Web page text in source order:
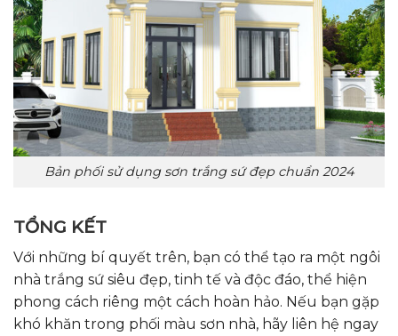
Bản phối sử dụng sơn trắng sứ đẹp chuẩn 2024
TỔNG KẾT
Với những bí quyết trên, bạn có thể tạo ra một ngôi
nhà trắng sứ siêu đẹp, tinh tế và độc đáo, thể hiện
phong cách riêng một cách hoàn hảo. Nếu bạn gặp
khó khăn trong phối màu sơn nhà, hãy liên hệ ngay